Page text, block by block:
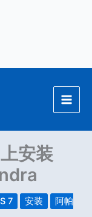
安装
7 安装
阿帕